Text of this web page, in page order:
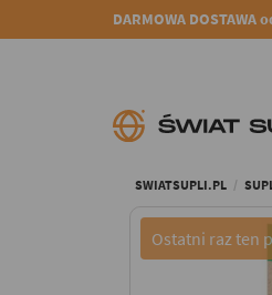
DARMOWA DOSTAWA
SWIATSUPLI.PL